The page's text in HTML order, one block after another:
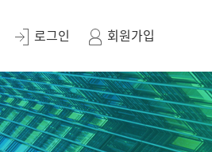
로그인 회원가입